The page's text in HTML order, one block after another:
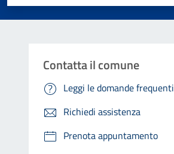
Contatta il comune
Leggi le domande frequenti
Richiedi assistenza
Prenota appuntamento